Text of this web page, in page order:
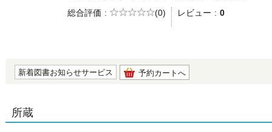
総合評価
5段階評価
(0) レビュー 0
新着図書お知らせサービス 予約カートへ
所蔵